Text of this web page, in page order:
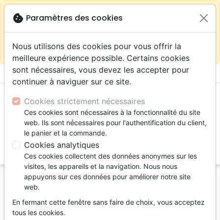
Continuer sur le site France close
warningSelon votre
localisation (États-
sur la boutique La Maison de la Bible Suisse
menu shopping_cart
Accueil Livres
Témoignages, biographies
15 minutes de terreur
cookie Paramètres des cookies
Nous utilisons des cookies pour vous offrir la
meilleure expérience possible. Certains cookies
sont nécessaires, vous devez les accepter pour
continuer à naviguer sur ce site.
Cookies strictement nécessaires
Ces cookies sont nécessaires à la fonctionnalité du site
web. Ils sont nécessaires pour l'authentification du client,
le panier et la commande.
Cookies analytiques
Ces cookies collectent des données anonymes sur les
visites, les appareils et la navigation. Nous nous
appuyons sur ces données pour améliorer notre site
web.
En fermant cette fenêtre sans faire de choix, vous acceptez
tous les cookies.